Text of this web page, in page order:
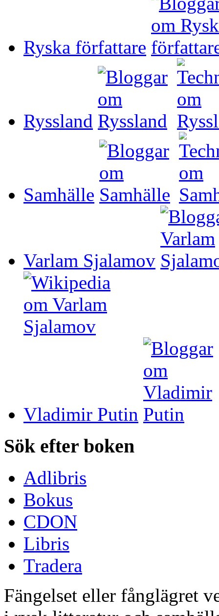
Ryska författare
Ryssland
Samhälle
Varlam Sjalamov
Vladimir Putin
Sök efter boken
Adlibris
Bokus
CDON
Libris
Tradera
Fängelset eller fånglägret